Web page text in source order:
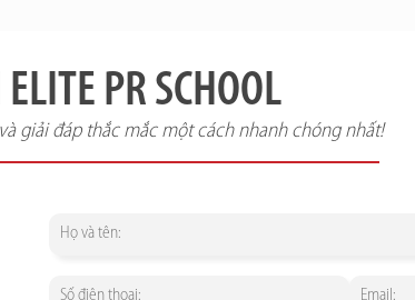
PR SCHOOL
giải đáp thắc mắc một cách nhanh chóng nhất!